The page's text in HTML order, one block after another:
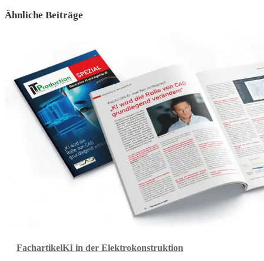
Ähnliche Beiträge
FachartikelKI in der Elektrokonstruktion
wird